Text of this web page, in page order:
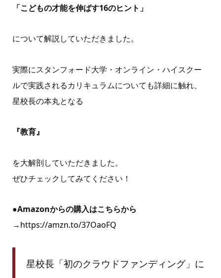
「こどもの才能を伸ばす16のヒント」
について解説していただきました。
実際にスタンフォード大学・オンライン・ハイスクー
ルで実践されるカリキュラムについても詳細に触れ、
星校長の本丸となる
『教育』
を大解剖していただきました。
ぜひチェックしてみてください！
●Amazonからの購入はこちらから
→https://amzn.to/37OaoFQ
星校長「初のクラウドファンディング」に